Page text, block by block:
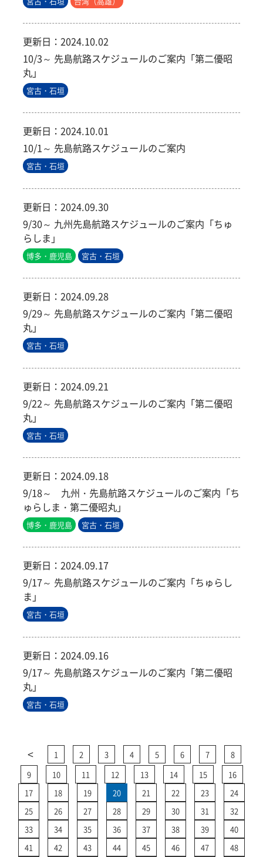
更新日： 2024.10.02
10/3～ 先島航路スケジュールのご案内「第二優昭
丸」
宮古・石垣
更新日： 2024.10.01
10/1～ 先島航路スケジュールのご案内
宮古・石垣
更新日： 2024.09.30
9/30～ 九州先島航路スケジュールのご案内「ちゅ
らしま」
博多・鹿児島 宮古・石垣
更新日： 2024.09.28
9/29～ 先島航路スケジュールのご案内「第二優昭
丸」
宮古・石垣
更新日： 2024.09.21
9/22～ 先島航路スケジュールのご案内「第二優昭
丸」
宮古・石垣
更新日： 2024.09.18
9/18～ 九州・先島航路スケジュールのご案内「ち
ゅらしま・第二優昭丸」
博多・鹿児島 宮古・石垣
更新日： 2024.09.17
9/17～ 先島航路スケジュールのご案内「ちゅらし
ま」
宮古・石垣
更新日： 2024.09.16
9/17～ 先島航路スケジュールのご案内「第二優昭
丸」
宮古・石垣
< 1 2 3 4 5 6 7
8
9
10 11 12 13 14 15
16
17
18 19 20 21 22 23
24
25
26 27 28 29 30 31
32
33
34 35 36 37 38 39
40
41
42 43 44 45 46 47
48